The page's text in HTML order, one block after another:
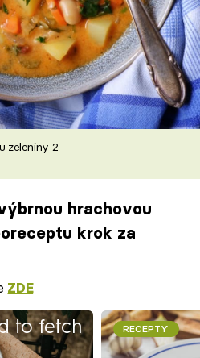
zeleniny 2
hrachovou
krok za
ZDE
to fetch RECEPTY